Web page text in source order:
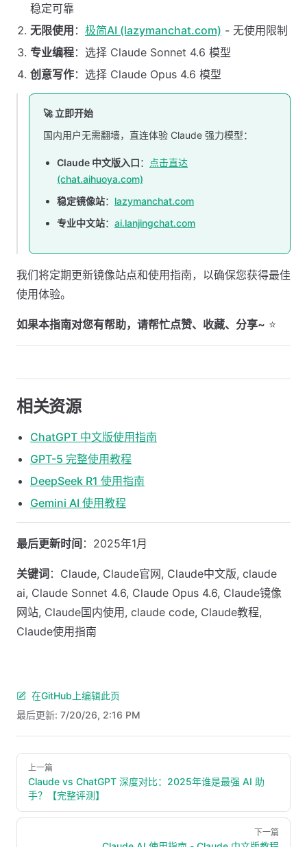
稳定可靠
无限使用 ： 极简AI (lazymanchat.com) - 无使用限制
专业编程：选择 Claude Sonnet 4.6 模型
创意写作：选择 Claude Opus 4.6 模型
🚀 立即开始
国内用户无需翻墙，直连体验 Claude 强力模型：
Claude 中文版入口：
点击直达
(chat.aihuoya.com)
稳定镜像站： lazymanchat.com
专业中文站： ai.lanjingchat.com
我们将定期更新镜像站点和使用指南，以确保您获得最佳
使用体验。
如果本指南对您有帮助，请帮忙点赞、收藏、分享~ ⭐
相关资源
ChatGPT 中文版使用指南
GPT-5 完整使用教程
DeepSeek R1 使用指南
Gemini AI 使用教程
最后更新时间 ：2025年1月
关键词 ：Claude, Claude官网, Claude中文版, claude
ai, Claude Sonnet 4.6, Claude Opus 4.6, Claude镜像
网站, Claude国内使用, claude code, Claude教程,
Claude使用指南
在GitHub上编辑此页
最后更新: 7/20/26, 2:16 PM
Pager
上一篇
Claude vs ChatGPT 深度对比：2025年谁是最强 AI 助
手？【完整评测】
下一篇